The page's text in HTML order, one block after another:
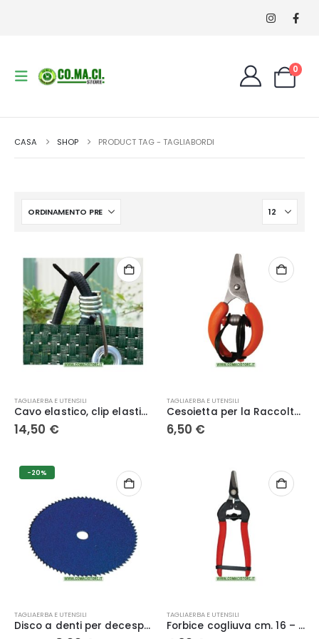
0
CASA SHOP PRODUCT TAG - TAGLIABORDI
TAGLIAERBA E UTENSILI
Cavo elastico, clip elastiche da 10 cm per fissaggio rete
14,50 €
TAGLIAERBA E UTENSILI
Cesoietta per la Raccolta di Agrumi da 100 mm (4″) con Lame in Acciaio Inossidabile ECEF
6,50 €
-20%
TAGLIAERBA E UTENSILI
Disco a denti per decespugliatore 230×1.4x48T – SK-5
TAGLIAERBA E UTENSILI
Forbice cogliuva cm. 16 – LIF